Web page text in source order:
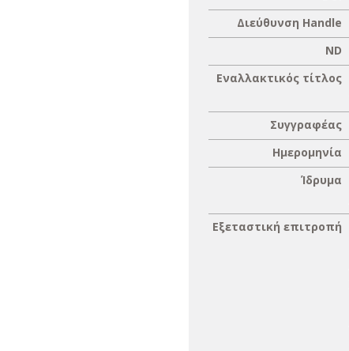
Διεύθυνση Handle
ND
Εναλλακτικός τίτλος
Συγγραφέας
Ημερομηνία
Ίδρυμα
Εξεταστική επιτροπή